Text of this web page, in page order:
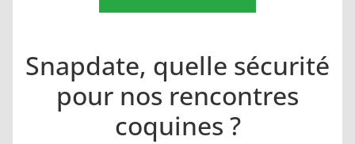
Snapdate, quelle sécurité
pour nos rencontres
coquines ?